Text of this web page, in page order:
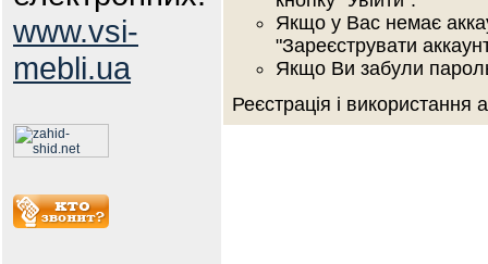
www.vsi-
mebli.ua
Якщо у Вас немає
"Зареєструвати
Якщо Ви забули
Реєстрація і використання